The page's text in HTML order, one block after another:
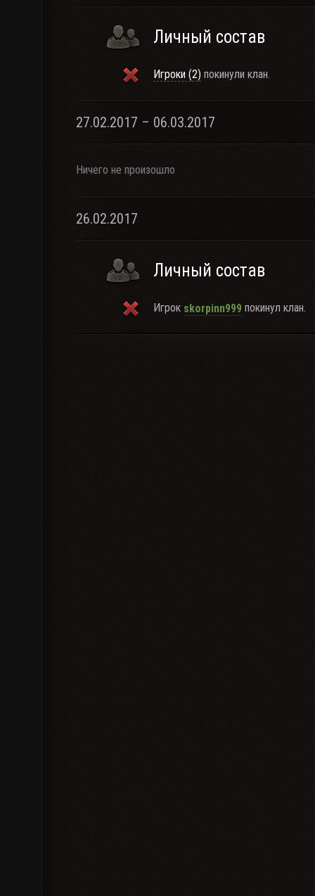
Личный состав
Игроки (2) покинули клан.
27.02.2017 – 06.03.2017
Ничего не произошло
26.02.2017
Личный состав
Игрок skorpinn999 покинул клан.